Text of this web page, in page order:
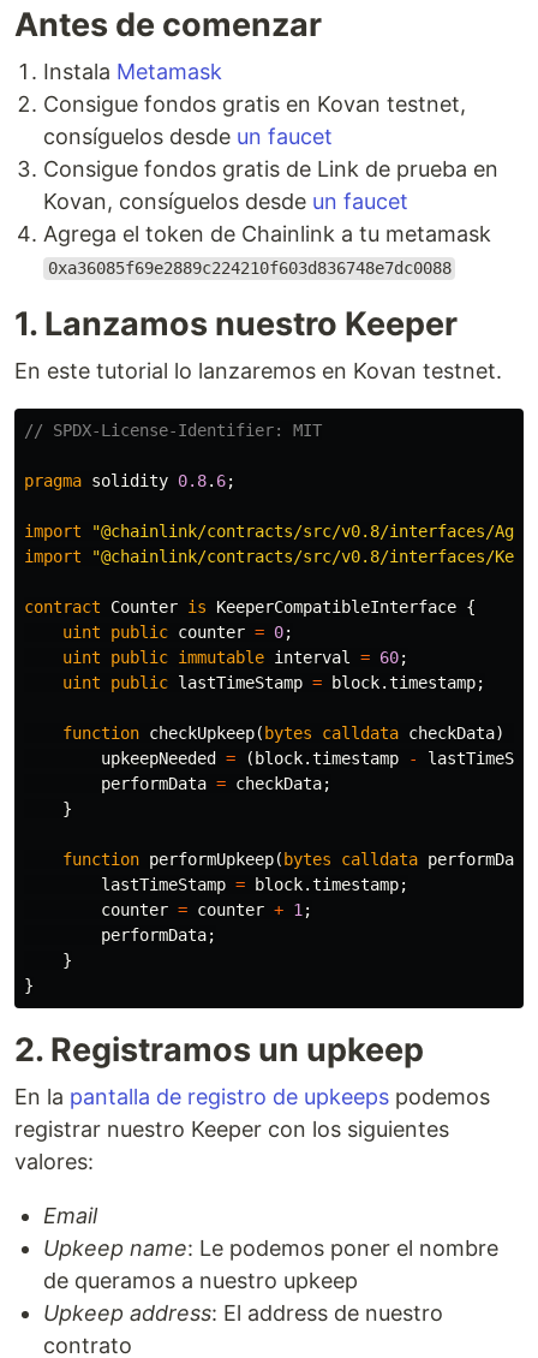
Antes de comenzar
Instala Metamask
Consigue fondos gratis en Kovan testnet,
consíguelos desde un faucet
Consigue fondos gratis de Link de prueba en
Kovan, consíguelos desde un faucet
Agrega el token de Chainlink a tu metamask
0xa36085f69e2889c224210f603d836748e7dc0088
1. Lanzamos nuestro Keeper
En este tutorial lo lanzaremos en Kovan testnet.
pragma solidity 0.8. 6;
import
"@chainlink/contracts/src/v0.8/interfaces/
import
"@chainlink/contracts/src/v0.8/interfaces/
contract Counter is KeeperCompatibleInterface {
uint
public counter = 0;
uint
public immutable interval = 60;
uint
public lastTimeStamp = block.timestamp;
function checkUpkeep( bytes calldata checkData)
upkeepNeeded
= ( block.timestamp -
performData = checkData;
}
function performUpkeep( bytes calldata performData
lastTimeStamp = block.timestamp;
counter = counter + 1;
performData;
}
}
2. Registramos un upkeep
En la pantalla de registro de upkeeps podemos
registrar nuestro Keeper con los siguientes
valores:
Email
Upkeep name: Le podemos poner el nombre
de queramos a nuestro upkeep
Upkeep address: El address de nuestro
contrato